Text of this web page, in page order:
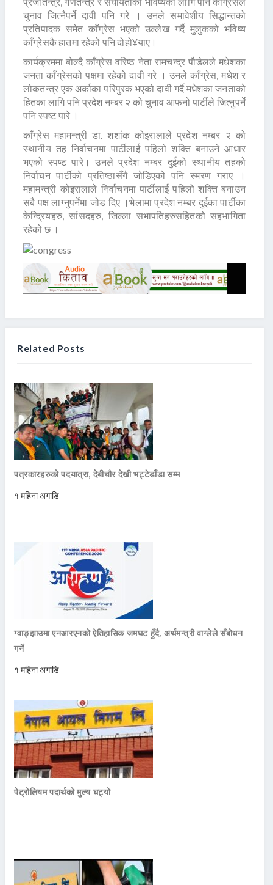
चुनाव जित्नैपर्ने दावी पनि गरे । उनले समावेशीय सिद्धान्तको
प्रतिपादक समेत काँग्रेस भएको उल्लेख गर्दै मुलुकको भविष्य
काँग्रेसकै हातमा रहेको पनि दोहो¥याए।
कार्यक्रममा बोल्दै काँग्रेस वरिष्ठ नेता रामचन्द्र पौडेलले मधेशका
जनता काँग्रेसको पक्षमा रहेको दावी गरे । उनले काँग्रेस, मधेश र
लोकतन्त्र एक अर्काका परिपुरक भएको दावी गर्दै मधेशका जनताको
हितका लागि पनि प्रदेश नम्बर २ को चुनाव आफनो पार्टीले जित्नुपर्ने
पनि स्पष्ट पारे ।
काँग्रेस महामन्त्री डा. शशांक कोइरालाले प्रदेश नम्बर २ को
स्थानीय तह निर्वाचनमा पार्टीलाई पहिलो शक्ति बनाउने आधार
भएको स्पष्ट पारे। उनले प्रदेश नम्बर दुईको स्थानीय तहको
निर्वाचन पार्टीको प्रतिष्ठासँगै जोडिएको पनि स्मरण गराए ।
महामन्त्री कोइरालाले निर्वाचनमा पार्टीलाई पहिलो शक्ति बनाउन
सबै पक्ष लाग्नुपर्नेमा जोड दिए ।भेलामा प्रदेश नम्बर दुईका पार्टीका
केन्द्रियहरु, सांसदहरु, जिल्ला सभापतिहरुसहितको सहभागिता
रहेको छ ।
Related Posts
पत्रकारहरुको पदयात्रा, देबीचौर देखी भट्टेडाँडा सम्म
१ महिना अगाडि
ग्वाङ्झाउमा एनआरएनको ऐतिहासिक जमघट हुँदै, अर्थमन्त्री वाग्लेले सँबोधन
गर्ने
१ महिना अगाडि
पेट्रोलियम पदार्थको मुल्य घट्यो